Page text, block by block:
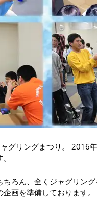
グリングまつり。 2016
ろん、全くジャグリン
画を準備しております